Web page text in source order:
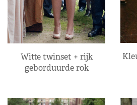
Witte twinset + rijk
geborduurde rok